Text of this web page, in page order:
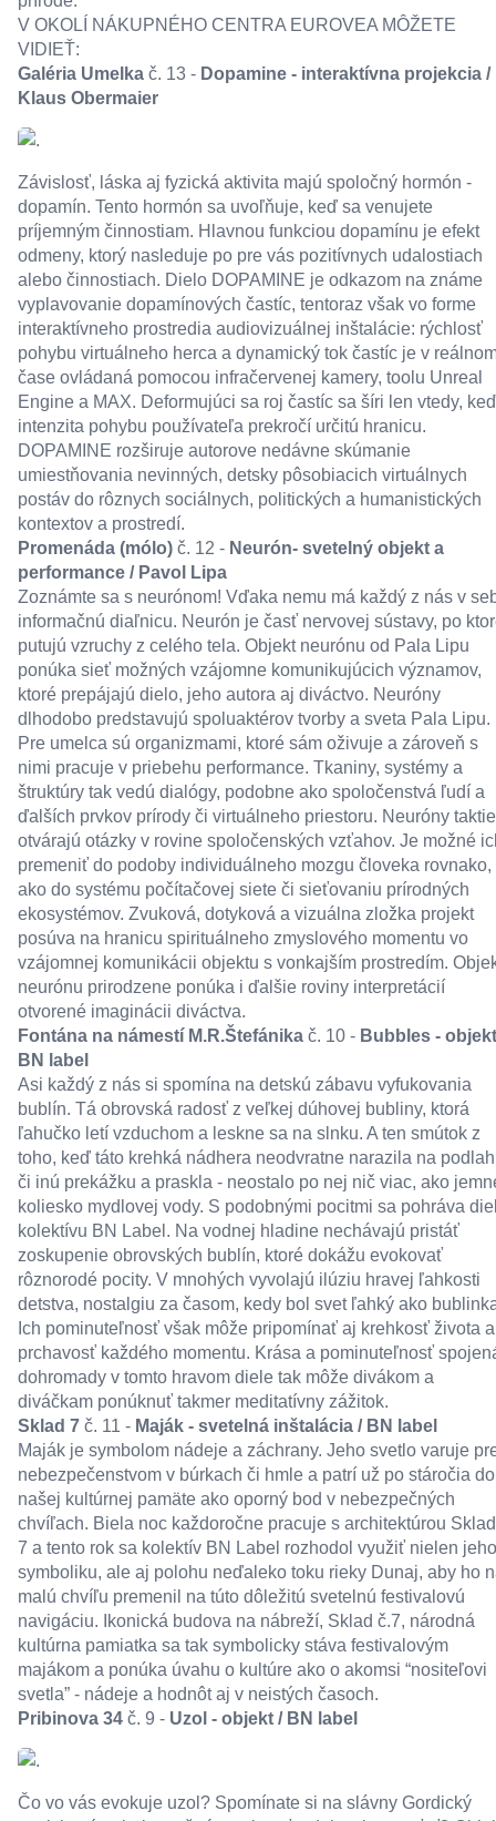
V OKOLÍ NÁKUPNÉHO CENTRA EUROVEA MÔŽETE
VIDIEŤ:
Galéria Umelka č. 13 - Dopamine - interaktívna projekcia /
Klaus Obermaier
Závislosť, láska aj fyzická aktivita majú spoločný hormón -
dopamín. Tento hormón sa uvoľňuje, keď sa venujete
príjemným činnostiam. Hlavnou funkciou dopamínu je efekt
odmeny, ktorý nasleduje po pre vás pozitívnych udalostiach
alebo činnostiach. Dielo DOPAMINE je odkazom na známe
vyplavovanie dopamínových častíc, tentoraz však vo forme
interaktívneho prostredia audiovizuálnej inštalácie: rýchlosť
pohybu virtuálneho herca a dynamický tok častíc je v
čase ovládaná pomocou infračervenej kamery, toolu Unreal
Engine a MAX. Deformujúci sa roj častíc sa šíri len vtedy, keď
intenzita pohybu používateľa prekročí určitú hranicu.
DOPAMINE rozširuje autorove nedávne skúmanie
umiestňovania nevinných, detsky pôsobiacich virtuálnych
postáv do rôznych sociálnych, politických a humanistických
kontextov a prostredí.
Promenáda (mólo) č. 12 - Neurón- svetelný objekt a
performance / Pavol Lipa
Zoznámte sa s neurónom! Vďaka nemu má každý z nás v
informačnú diaľnicu. Neurón je časť nervovej sústavy, po
putujú vzruchy z celého tela. Objekt neurónu od Pala Lipu
ponúka sieť možných vzájomne komunikujúcich významov,
ktoré prepájajú dielo, jeho autora aj diváctvo. Neuróny
dlhodobo predstavujú spoluaktérov tvorby a sveta Pala Lipu.
Pre umelca sú organizmami, ktoré sám oživuje a zároveň s
nimi pracuje v priebehu performance. Tkaniny, systémy a
štruktúry tak vedú dialógy, podobne ako spoločenstvá ľudí a
ďalších prvkov prírody či virtuálneho priestoru. Neuróny
otvárajú otázky v rovine spoločenských vzťahov. Je možné
premeniť do podoby individuálneho mozgu človeka rovnako,
ako do systému počítačovej siete či sieťovaniu prírodných
ekosystémov. Zvuková, dotyková a vizuálna zložka projekt
posúva na hranicu spirituálneho zmyslového momentu vo
vzájomnej komunikácii objektu s vonkajším prostredím.
neurónu prirodzene ponúka i ďalšie roviny interpretácií
otvorené imaginácii diváctva.
Fontána na námestí M.R.Štefánika č. 10 - Bubbles -
BN label
Asi každý z nás si spomína na detskú zábavu vyfukovania
bublín. Tá obrovská radosť z veľkej dúhovej bubliny, ktorá
ľahučko letí vzduchom a leskne sa na slnku. A ten smútok z
toho, keď táto krehká nádhera neodvratne narazila na
či inú prekážku a praskla - neostalo po nej nič viac, ako
koliesko mydlovej vody. S podobnými pocitmi sa pohráva
kolektívu BN Label. Na vodnej hladine nechávajú pristáť
zoskupenie obrovských bublín, ktoré dokážu evokovať
rôznorodé pocity. V mnohých vyvolajú ilúziu hravej ľahkosti
detstva, nostalgiu za časom, kedy bol svet ľahký ako
Ich pominuteľnosť však môže pripomínať aj krehkosť života a
prchavosť každého momentu. Krása a pominuteľnosť
dohromady v tomto hravom diele tak môže divákom a
diváčkam ponúknuť takmer meditatívny zážitok.
Sklad 7 č. 11 - Maják - svetelná inštalácia / BN label
Maják je symbolom nádeje a záchrany. Jeho svetlo varuje
nebezpečenstvom v búrkach či hmle a patrí už po stáročia do
našej kultúrnej pamäte ako oporný bod v nebezpečných
chvíľach. Biela noc každoročne pracuje s architektúrou
7 a tento rok sa kolektív BN Label rozhodol využiť nielen jeho
symboliku, ale aj polohu neďaleko toku rieky Dunaj, aby ho
malú chvíľu premenil na túto dôležitú svetelnú festivalovú
navigáciu. Ikonická budova na nábreží, Sklad č.7, národná
kultúrna pamiatka sa tak symbolicky stáva festivalovým
majákom a ponúka úvahu o kultúre ako o akomsi “nositeľovi
svetla” - nádeje a hodnôt aj v neistých časoch.
Pribinova 34 č. 9 -Uzol - objekt / BN label
Čo vo vás evokuje uzol? Spomínate si na slávny Gordický